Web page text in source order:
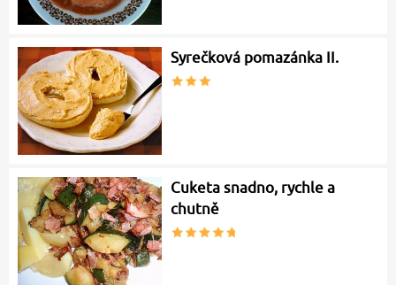
Syrečková pomazánka II.
Cuketa snadno, rychle a
chutně